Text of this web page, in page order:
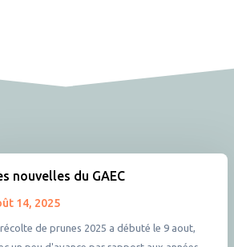
nouvelles du GAEC
14, 2025
de prunes 2025 a débuté le 9 aout,